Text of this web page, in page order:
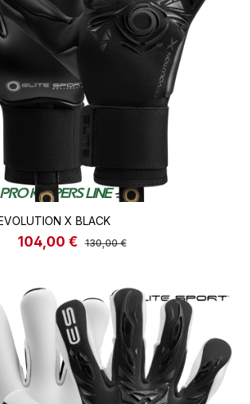
X BLACK
Verkaufspreis:
104,00 € Regulärer Preis:
130,00 €